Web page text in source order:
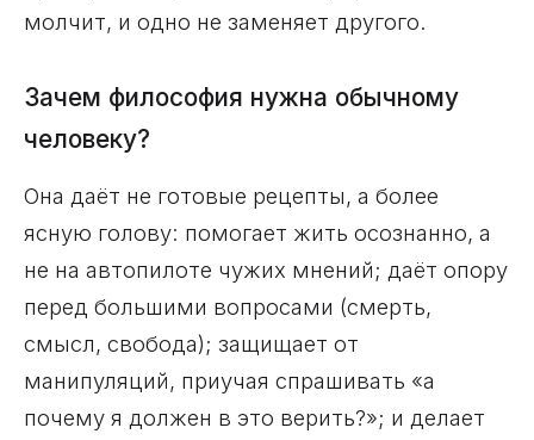
молчит, и одно не заменяет другого.
Зачем философия нужна обычному
человеку?
Она даёт не готовые рецепты, а более
ясную голову: помогает жить осознанно, а
не на автопилоте чужих мнений; даёт опору
перед большими вопросами (смерть,
смысл, свобода); защищает от
манипуляций, приучая спрашивать «а
почему я должен в это верить?»; и делает